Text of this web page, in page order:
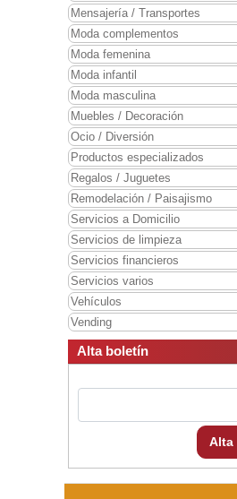
Mensajería / Transportes
Moda complementos
Moda femenina
Moda infantil
Moda masculina
Muebles / Decoración
Ocio / Diversión
Productos especializados
Regalos / Juguetes
Remodelación / Paisajismo
Servicios a Domicilio
Servicios de limpieza
Servicios financieros
Servicios varios
Vehículos
Vending
Alta boletín
Alta